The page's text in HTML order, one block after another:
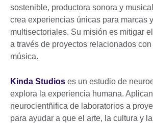
sostenible, productora sonora y
crea experiencias únicas para marcas
multisectoriales. Su misión es mitigar
a través de proyectos relacionados
música.
Kinda Studios es un estudio de
explora la experiencia humana.
neurocientñifica de laboratorios a
para ayudar a que el arte, la cultura y